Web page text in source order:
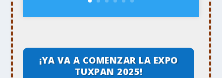
¡YA VA A COMENZAR LA EXPO
TUXPAN 2025!